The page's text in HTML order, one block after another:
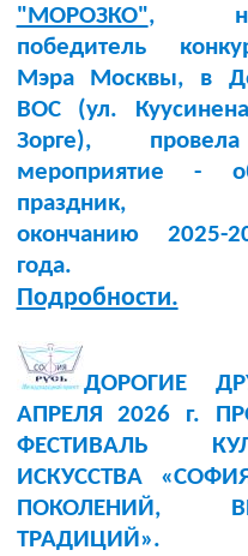
"МОРОЗКО",
победитель
Мэра Москвы, в
BOC (ул.
Зорге),
мероприятие -
праздник,
окончанию 2025-
года.
Подробности.
ДОРОГИЕ
АПРЕЛЯ 2026 г.
ФЕСТИВАЛЬ
ИСКУССТВА
ПОКОЛЕНИЙ,